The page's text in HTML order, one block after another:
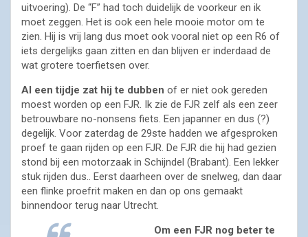
uitvoering). De “F” had toch duidelijk de voorkeur en ik
moet zeggen. Het is ook een hele mooie motor om te
zien. Hij is vrij lang dus moet ook vooral niet op een R6 of
iets dergelijks gaan zitten en dan blijven er inderdaad de
wat grotere toerfietsen over.
Al een tijdje zat hij te dubben of er niet ook gereden
moest worden op een FJR. Ik zie de FJR zelf als een zeer
betrouwbare no-nonsens fiets. Een japanner en dus (?)
degelijk. Voor zaterdag de 29ste hadden we afgesproken
proef te gaan rijden op een FJR. De FJR die hij had gezien
stond bij een motorzaak in Schijndel (Brabant). Een lekker
stuk rijden dus.. Eerst daarheen over de snelweg, dan daar
een flinke proefrit maken en dan op ons gemaakt
binnendoor terug naar Utrecht.
Om een FJR nog beter te